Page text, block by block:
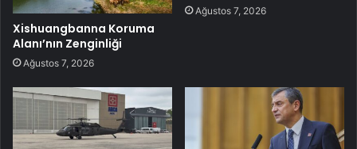
Xishuangbanna Koruma
Alanı’nın Zenginliği
Ağustos 7, 2026
Ağustos 7, 2026